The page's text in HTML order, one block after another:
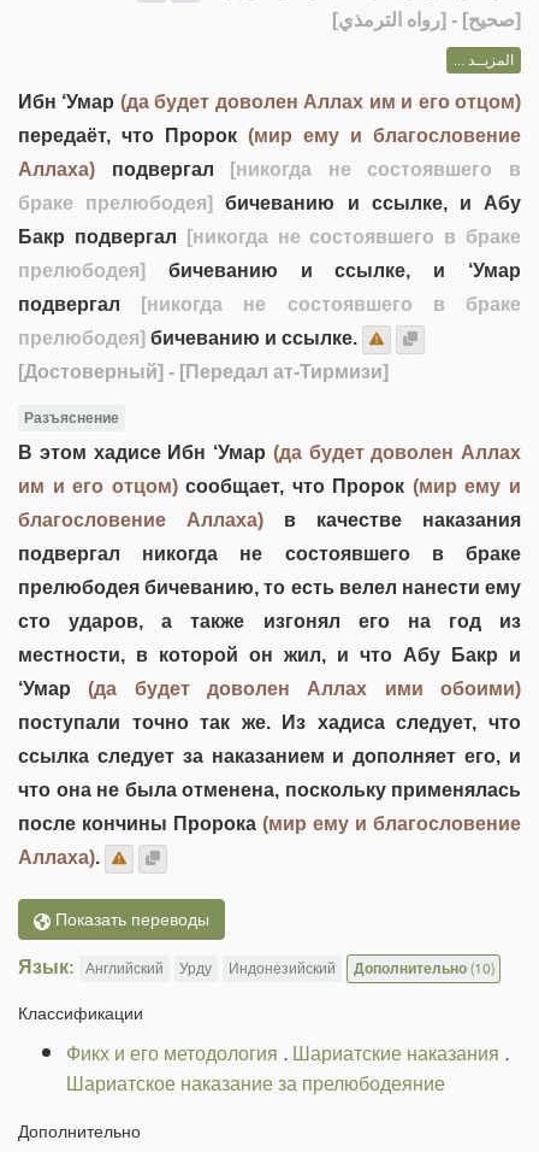
[صحيح] - [رواه الترمذي]
المزيــد ...
Ибн ‘Умар (да будет доволен Аллах им и его отцом)
передаёт, что Пророк (мир ему и благословение
Аллаха) подвергал
[никогда не состоявшего в
браке прелюбодея]
бичеванию и ссылке, и Абу
Бакр подвергал
[никогда не состоявшего в браке
прелюбодея]
бичеванию и ссылке, и ‘Умар
подвергал
[никогда не состоявшего в браке
прелюбодея] бичеванию и ссылке.
[Достоверный] - [Передал ат-Тирмизи]
Разъяснение
В этом хадисе Ибн ‘Умар (да будет доволен Аллах
им и его отцом)сообщает, что Пророк (мир ему и
благословение Аллаха) в качестве наказания
подвергал никогда не состоявшего в браке
прелюбодея бичеванию, то есть велел нанести ему
сто ударов, а также изгонял его на год из
местности, в которой он жил, и что Абу Бакр и
‘Умар(да будет доволен Аллах ими обоими)
поступали точно так же. Из хадиса следует, что
ссылка следует за наказанием и дополняет его, и
что она не была отменена, поскольку применялась
после кончины Пророка (мир ему и благословение
Аллаха).
Показать переводы
Язык: Английский Урду Индонезийский Дополнительно(10)
Классификации
Фикх и его методология .Шариатские наказания .
Шариатское наказание за прелюбодеяние
Дополнительно